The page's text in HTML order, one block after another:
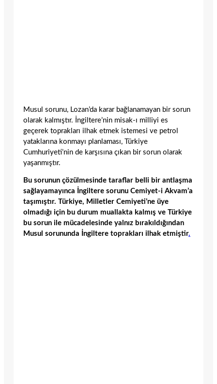
Musul sorunu, Lozan’da karar bağlanamayan bir sorun
olarak kalmıştır. İngiltere’nin misak-ı milliyi es
geçerek toprakları ilhak etmek istemesi ve petrol
yataklarına konmayı planlaması, Türkiye
Cumhuriyeti’nin de karşısına çıkan bir sorun olarak
yaşanmıştır.
Bu sorunun çözülmesinde taraflar belli bir antlaşma
sağlayamayınca İngiltere sorunu Cemiyet-i Akvam’a
taşımıştır. Türkiye, Milletler Cemiyeti’ne üye
olmadığı için bu durum muallakta kalmış ve Türkiye
bu sorun ile mücadelesinde yalnız bırakıldığından
Musul sorununda İngiltere toprakları ilhak etmiştir.